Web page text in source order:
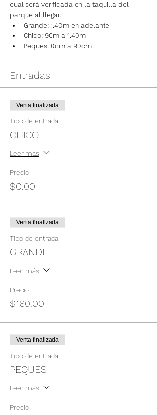
cual será verificada en la taquilla del
parque al llegar.
Grande: 1.40m en adelante
Chico: 90m a 1.40m
Peques: 0cm a 90cm
Entradas
Venta finalizada
Tipo de entrada
CHICO
Leer más
Precio
$0.00
Venta finalizada
Tipo de entrada
GRANDE
Leer más
Precio
$160.00
Venta finalizada
Tipo de entrada
PEQUES
Leer más
Precio